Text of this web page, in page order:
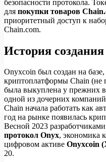
безопасности протокола.
для покупки товаров
приоритетный доступ к
Chain.com.
История создания
Onyxcoin был создан на
криптоплатформы Chain (не
была выкуплена у прежних
одной из дочерних компаний
Chain начала работать как
год на рынке появилась
Весной 2023
протокол Onyx, экономика
цифровом активе Onyxcoin
20.